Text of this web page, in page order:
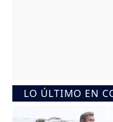
LO ÚLTIMO EN